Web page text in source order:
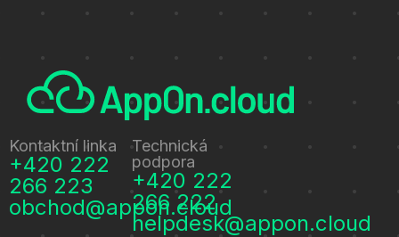
Kontaktní linka
+420 222
266 223
obchod@appon.cloud
Technická
podpora
+420 222
266 222
helpdesk@appon.cloud